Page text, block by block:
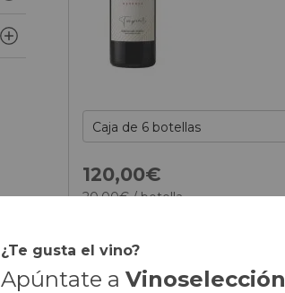
120,00€
20,00€/ botella
¿Te gusta el vino?
Apúntate a Vinoselección